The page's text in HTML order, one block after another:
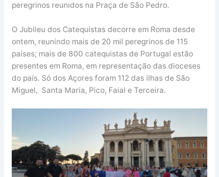
peregrinos reunidos na Praça de São Pedro.
O Jubileu dos Catequistas decorre em Roma desde
ontem, reunindo mais de 20 mil peregrinos de 115
países; mais de 800 catequistas de Portugal estão
presentes em Roma, em representação das dioceses
do país. Só dos Açores foram 112 das ilhas de São
Miguel, Santa Maria, Pico, Faial e Terceira.